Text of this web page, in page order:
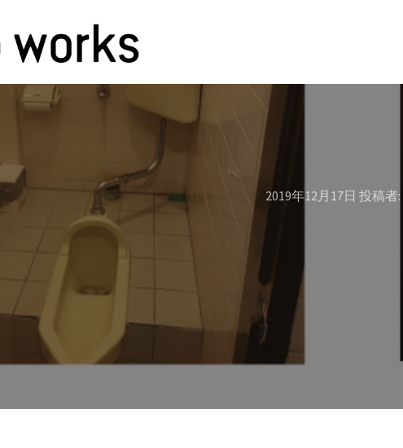
2019年12月17日 投稿者: